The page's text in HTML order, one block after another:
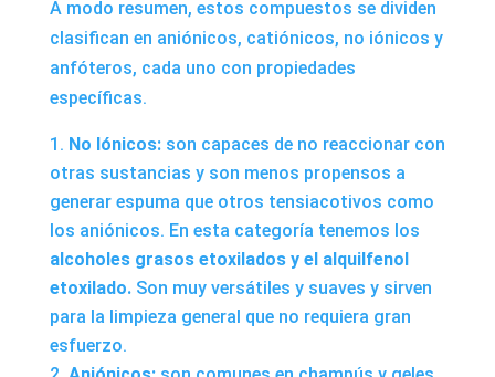
A modo resumen, estos compuestos se dividen
clasifican en aniónicos, catiónicos, no iónicos y
anfóteros, cada uno con propiedades
específicas.
No Iónicos:son capaces de no reaccionar con
otras sustancias y son menos propensos a
generar espuma que otros tensiacotivos como
los aniónicos. En esta categoría tenemos los
alcoholes grasos etoxilados y el alquilfenol
etoxilado. Son muy versátiles y suaves y sirven
para la limpieza general que no requiera gran
esfuerzo.